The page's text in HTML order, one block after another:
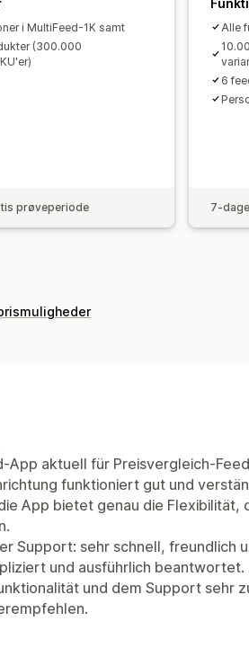
i MultiFeed-1K samt
(300.000
prøveperiode
Alle
6
7-
App aktuell für Preisvergleich-
funktioniert gut und
App bietet genau die Flexibilität,
Support: sehr schnell, freundlich
und ausführlich beantwortet.
und dem Support sehr